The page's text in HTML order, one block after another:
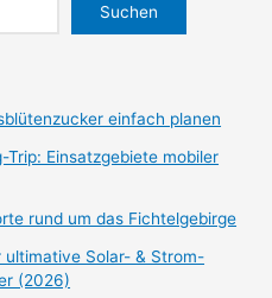
Suchen
einfach planen
Trip: Einsatzgebiete mobiler
rund um das Fichtelgebirge
ultimative Solar- & Strom-
(2026)